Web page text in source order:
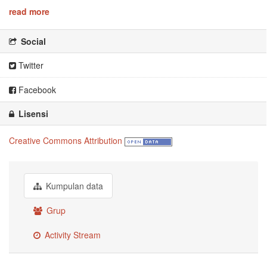
read more
Social
Twitter
Facebook
Lisensi
Creative Commons Attribution
Kumpulan data
Grup
Activity Stream